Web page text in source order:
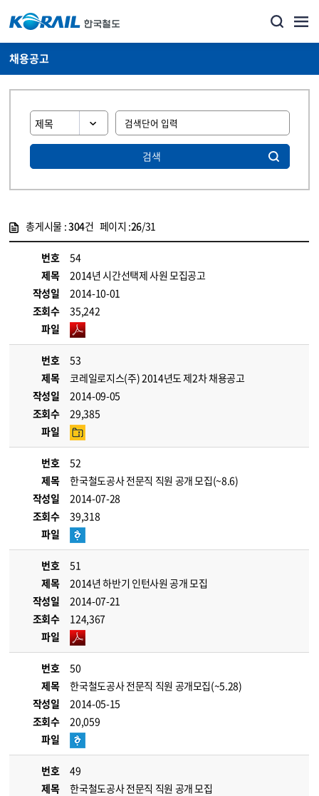
채용공고
검색
총게시물 :304건 페이지 :26/31
번호
54
제목
2014년 시간선택제 사원 모집공고
작성일
2014-10-01
조회수
35,242
파일
번호
53
제목
코레일로지스(주) 2014년도 제2차 채용공고
작성일
2014-09-05
조회수
29,385
파일
번호
52
제목
한국철도공사 전문직 직원 공개 모집(~8.6)
작성일
2014-07-28
조회수
39,318
파일
번호
51
제목
2014년 하반기 인턴사원 공개 모집
작성일
2014-07-21
조회수
124,367
파일
번호
50
제목
한국철도공사 전문직 직원 공개모집(~5.28)
작성일
2014-05-15
조회수
20,059
파일
번호
49
제목
한국철도공사 전문직 직원 공개 모집